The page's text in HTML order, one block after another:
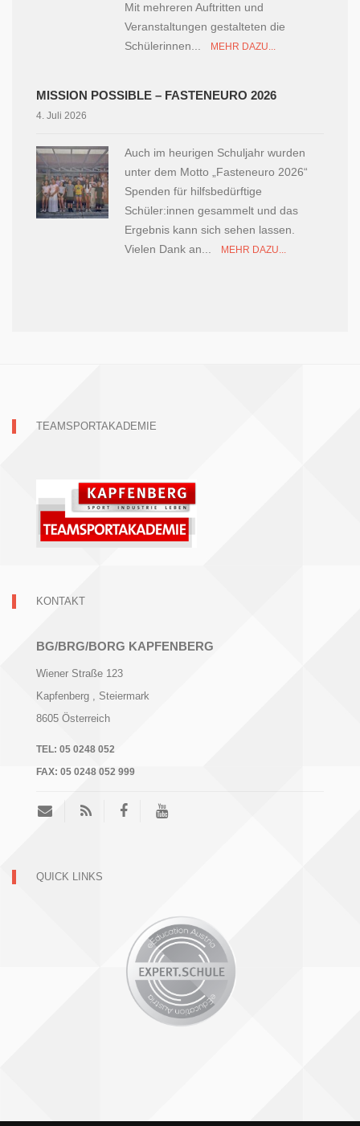
Mit mehreren Auftritten und
Veranstaltungen gestalteten die
Schülerinnen...
MEHR DAZU...
MISSION POSSIBLE – FASTENEURO 2026
4. Juli 2026
Auch im heurigen Schuljahr wurden
unter dem Motto „Fasteneuro 2026“
Spenden für hilfsbedürftige
Schüler:innen gesammelt und das
Ergebnis kann sich sehen lassen.
Vielen Dank an...
MEHR DAZU...
TEAMSPORTAKADEMIE
KONTAKT
BG/BRG/BORG KAPFENBERG
Wiener Straße 123
Kapfenberg , Steiermark
8605 Österreich
TEL: 05 0248 052
FAX: 05 0248 052 999
QUICK LINKS